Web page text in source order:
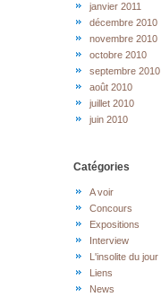
janvier 2011
décembre 2010
novembre 2010
octobre 2010
septembre 2010
août 2010
juillet 2010
juin 2010
Catégories
A voir
Concours
Expositions
Interview
L'insolite du jour
Liens
News